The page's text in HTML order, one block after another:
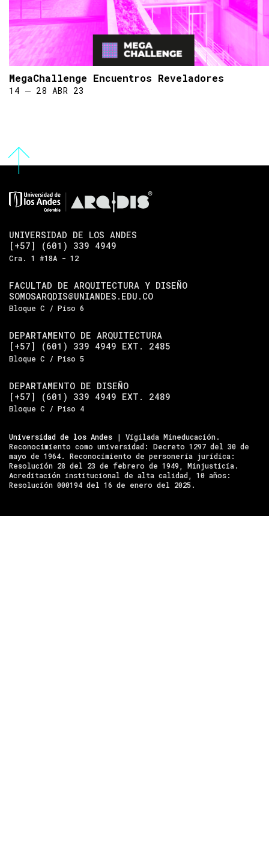
MegaChallenge Encuentros Reveladores
14 ― 28 ABR 23
UNIVERSIDAD DE LOS ANDES
[+57] (601) 339 4949
Cra. 1 #18A - 12
FACULTAD DE ARQUITECTURA Y DISEÑO
SOMOSARQDIS@UNIANDES.EDU.CO
Bloque C / Piso 6
DEPARTAMENTO DE ARQUITECTURA
[+57] (601) 339 4949 EXT. 2485
Bloque C / Piso 5
DEPARTAMENTO DE DISEÑO
[+57] (601) 339 4949 EXT. 2489
Bloque C / Piso 4
Universidad de los Andes | Vigilada Mineducación.
Reconocimiento como universidad: Decreto 1297 del 30 de
mayo de 1964. Reconocimiento de personería jurídica:
Resolución 28 del 23 de febrero de 1949, Minjusticia.
Acreditación institucional de alta calidad, 10 años:
Resolución 000194 del 16 de enero del 2025.